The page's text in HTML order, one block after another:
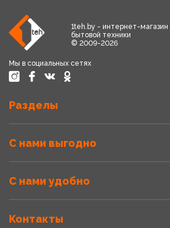
1teh.by - интернет-магазин
бытовой техники
© 2009-2026
Мы в социальных сетях
Разделы
С нами выгодно
С нами удобно
Контакты